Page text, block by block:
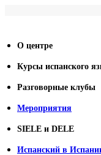
О центре
Курсы испанского
Разговорные клубы
Мероприятия
SIELE и DELE
Испанский в